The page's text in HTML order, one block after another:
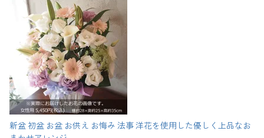
新盆 初盆 お盆 お供え お悔み 法事 洋花を使用した優しく上品なお